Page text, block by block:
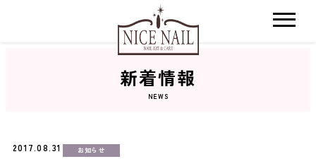
新着情報
NEWS
2017.08.31 お知らせ